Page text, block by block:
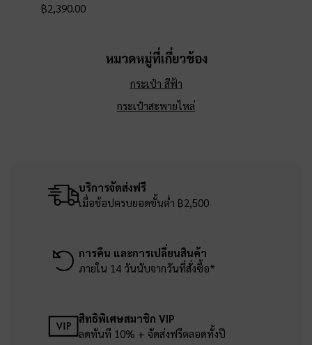
฿2,390.00
หมวดหมู่ที่เกี่ยวข้อง
กระเป๋า สีฟ้า
กระเป๋าสะพายไหล่
บริการจัดส่งฟรี
เมื่อช้อปครบยอดขั้นต่ำ ฿2,500
การคืน และการเปลี่ยนสินค้า
ภายใน 14 วันนับจากวันที่สั่งซื้อ*
สิทธิพิเศษสมาชิก VIP
ลดทันที 10% + จัดส่งฟรีตลอดทั้งปี